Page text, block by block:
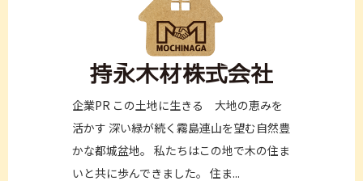
企業PR この土地に生きる 大地の恵みを
活かす 深い緑が続く霧島連山を望む自然豊
かな都城盆地。 私たちはこの地で木の住ま
いと共に歩んできました。 住ま...